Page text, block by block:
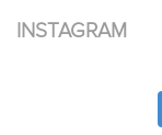
INSTAGRAM